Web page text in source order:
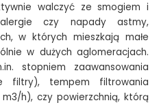
walczyć ze smogiem i
alergie czy napady astmy,
w których mieszkają małe
w dużych aglomeracjach.
stopniem zaawansowania
filtry), tempem filtrowania
h), czy powierzchnią, którą